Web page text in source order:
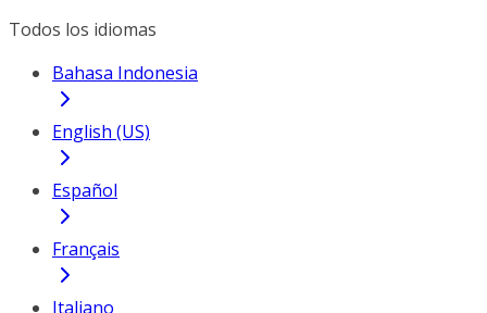
Todos los idiomas
Bahasa Indonesia
English (US)
Español
Français
Italiano